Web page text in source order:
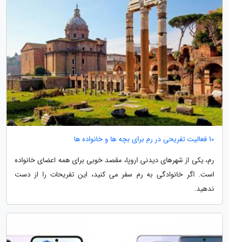
10 فعالیت تفریحی در رم برای بچه ها و خانواده ها
رم، یکی از شهرهای دیدنی اروپا، مقصد خوبی برای همه اعضای خانواده
است. اگر خانوادگی به رم سفر می کنید، این تفریحات را از دست
ندهید.